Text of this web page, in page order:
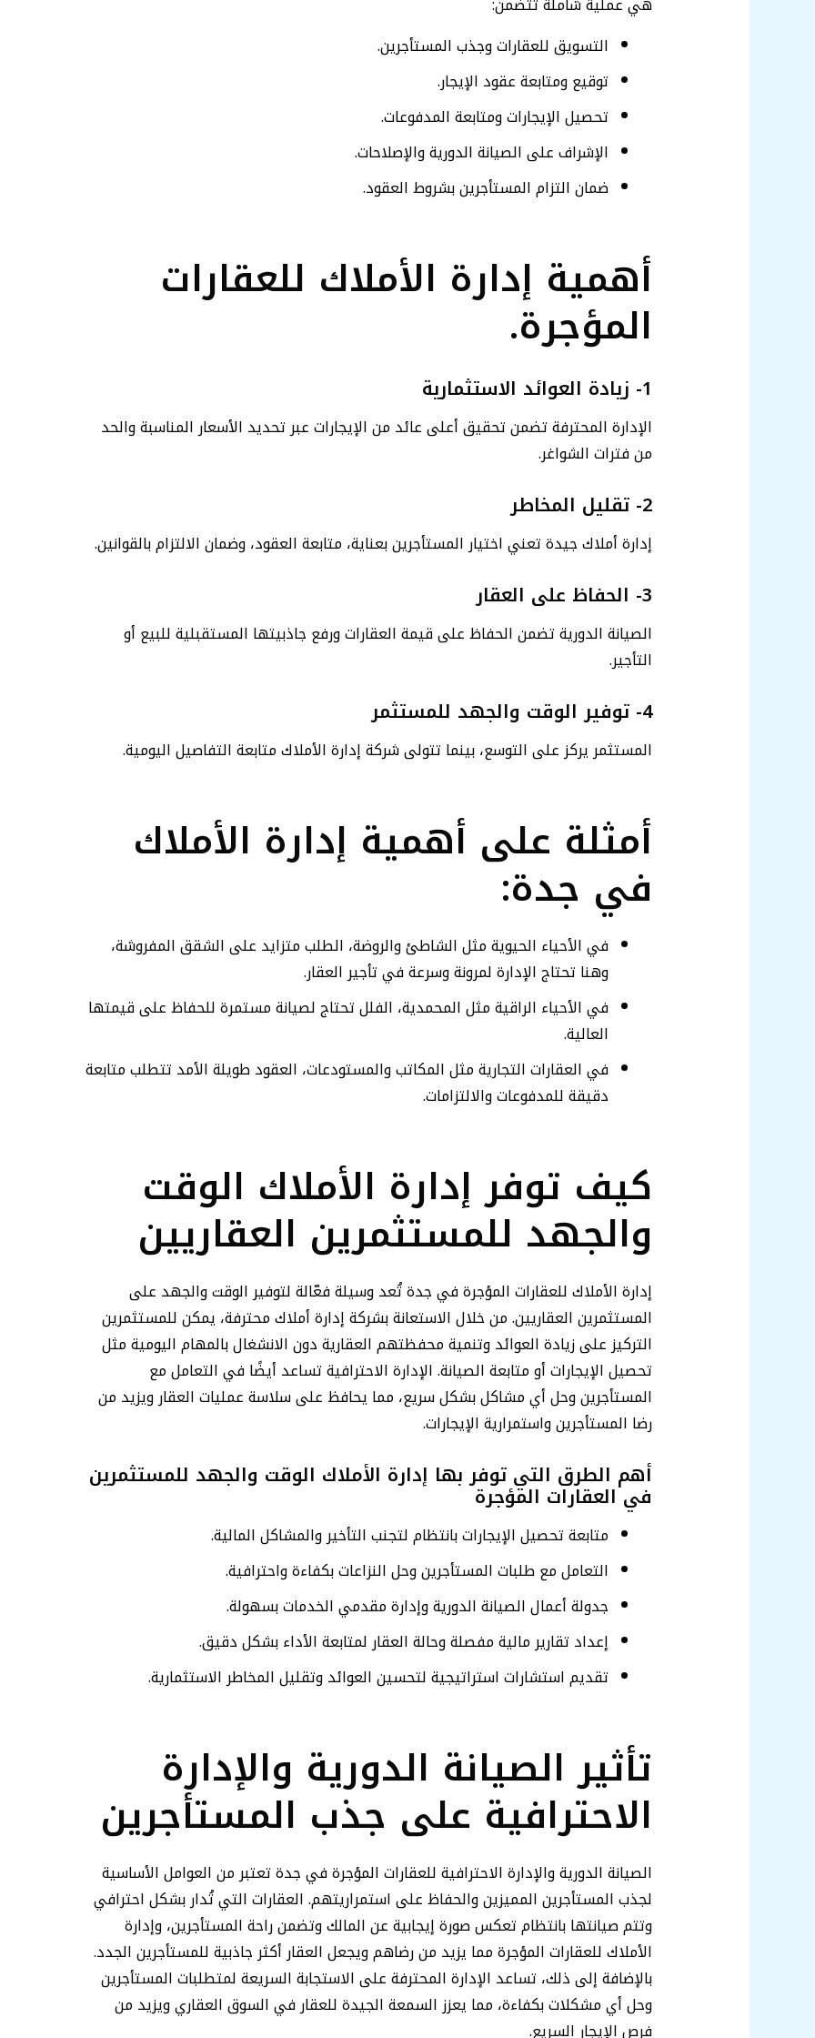
التسويق للعقارات وجذب المستأجرين.
توقيع ومتابعة عقود الإيجار.
تحصيل الإيجارات ومتابعة المدفوعات.
الإشراف على الصيانة الدورية والإصلاحات.
ضمان التزام المستأجرين بشروط العقود.
أهمية إدارة الأملاك للعقارات
المؤجرة.
1- زيادة العوائد الاستثمارية
الإدارة المحترفة تضمن تحقيق أعلى عائد من الإيجارات عبر تحديد الأسعار المناسبة والحد
من فترات الشواغر.
2- تقليل المخاطر
إدارة أملاك جيدة تعني اختيار المستأجرين بعناية، متابعة العقود، وضمان الالتزام بالقوانين.
3- الحفاظ على العقار
الصيانة الدورية تضمن الحفاظ على قيمة العقارات ورفع جاذبيتها المستقبلية للبيع أو
التأجير.
4- توفير الوقت والجهد للمستثمر
المستثمر يركز على التوسع، بينما تتولى شركة إدارة الأملاك متابعة التفاصيل اليومية.
أمثلة على أهمية إدارة الأملاك
في جدة:
في الأحياء الحيوية مثل الشاطئ والروضة، الطلب متزايد على الشقق المفروشة،
وهنا تحتاج الإدارة لمرونة وسرعة في تأجير العقار.
في الأحياء الراقية مثل المحمدية، الفلل تحتاج لصيانة مستمرة للحفاظ على قيمتها
العالية.
في العقارات التجارية مثل المكاتب والمستودعات، العقود طويلة الأمد تتطلب متابعة
دقيقة للمدفوعات والالتزامات.
كيف توفر إدارة الأملاك الوقت
والجهد للمستثمرين العقاريين
إدارة الأملاك للعقارات المؤجرة في جدة تُعد وسيلة فعّالة لتوفير الوقت والجهد على
المستثمرين العقاريين. من خلال الاستعانة بشركة إدارة أملاك محترفة، يمكن للمستثمرين
التركيز على زيادة العوائد وتنمية محفظتهم العقارية دون الانشغال بالمهام اليومية مثل
تحصيل الإيجارات أو متابعة الصيانة. الإدارة الاحترافية تساعد أيضًا في التعامل مع
المستأجرين وحل أي مشاكل بشكل سريع، مما يحافظ على سلاسة عمليات العقار ويزيد من
رضا المستأجرين واستمرارية الإيجارات.
أهم الطرق التي توفر بها إدارة الأملاك الوقت والجهد للمستثمرين
في العقارات المؤجرة
متابعة تحصيل الإيجارات بانتظام لتجنب التأخير والمشاكل المالية.
التعامل مع طلبات المستأجرين وحل النزاعات بكفاءة واحترافية.
جدولة أعمال الصيانة الدورية وإدارة مقدمي الخدمات بسهولة.
إعداد تقارير مالية مفصلة وحالة العقار لمتابعة الأداء بشكل دقيق.
تقديم استشارات استراتيجية لتحسين العوائد وتقليل المخاطر الاستثمارية.
تأثير الصيانة الدورية والإدارة
الاحترافية على جذب المستأجرين
الصيانة الدورية والإدارة الاحترافية للعقارات المؤجرة في جدة تعتبر من العوامل الأساسية
لجذب المستأجرين المميزين والحفاظ على استمراريتهم. العقارات التي تُدار بشكل احترافي
وتتم صيانتها بانتظام تعكس صورة إيجابية عن المالك وتضمن راحة المستأجرين، وإدارة
الأملاك للعقارات المؤجرة مما يزيد من رضاهم ويجعل العقار أكثر جاذبية للمستأجرين الجدد.
بالإضافة إلى ذلك، تساعد الإدارة المحترفة على الاستجابة السريعة لمتطلبات المستأجرين
وحل أي مشكلات بكفاءة، مما يعزز السمعة الجيدة للعقار في السوق العقاري ويزيد من
فرص الإيجار السريع.